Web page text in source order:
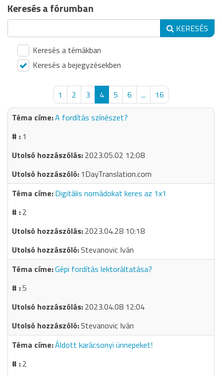
Keresés a fórumban
KERESÉS
Keresés a témákban
Keresés a bejegyzésekben
1 2 3 4 5 6 ...
16
A fordítás színészet?
1
2023.05.02 12:08
1DayTranslation.com
Digitális nomádokat keres az 1x1
2
2023.04.28 10:18
Stevanovic Iván
Gépi fordítás lektoráltatása?
5
2023.04.08 12:04
Stevanovic Iván
Áldott karácsonyi ünnepeket!
2